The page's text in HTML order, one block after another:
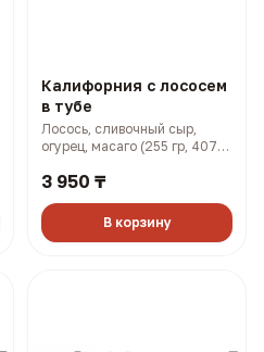
Калифорния с лососем
в тубе
Лосось, сливочный сыр,
огурец, масаго (255 гр, 407
3 950 ₸
В корзину